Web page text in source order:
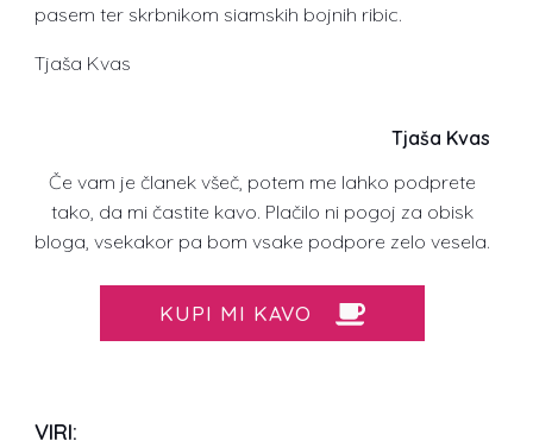
pasem ter skrbnikom siamskih bojnih ribic.
Tjaša Kvas
Tjaša Kvas
Če vam je članek všeč, potem me lahko podprete
tako, da mi častite kavo. Plačilo ni pogoj za obisk
bloga, vsekakor pa bom vsake podpore zelo vesela.
KUPI MI KAVO
VIRI: